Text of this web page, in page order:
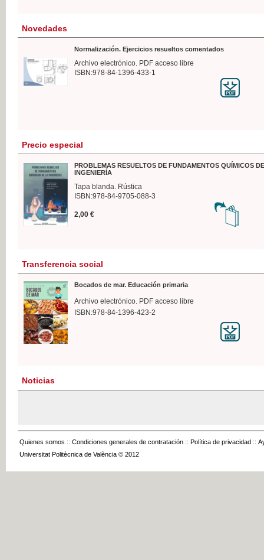
Novedades
Normalización. Ejercicios resueltos comentados
Archivo electrónico. PDF acceso libre
ISBN:978-84-1396-433-1
Precio especial
PROBLEMAS RESUELTOS DE FUNDAMENTOS QUÍMICOS
INGENIERÍA
Tapa blanda. Rústica
ISBN:978-84-9705-088-3
2,00 €
Transferencia social
Bocados de mar. Educación primaria
Archivo electrónico. PDF acceso libre
ISBN:978-84-1396-423-2
Noticias
Quienes somos :: Condiciones generales de contratación :: Política de privacidad ::
Universitat Politècnica de València © 2012